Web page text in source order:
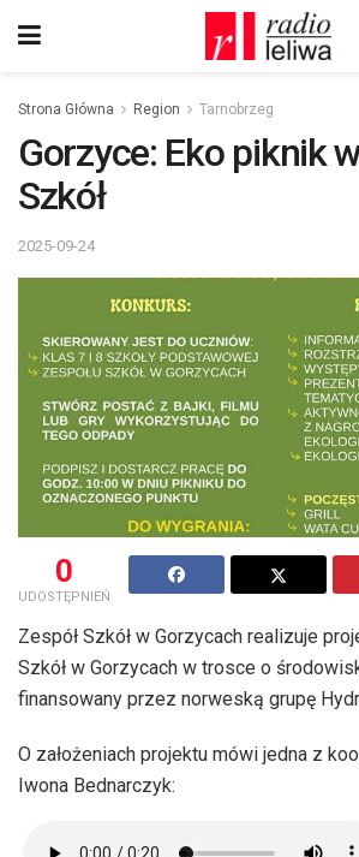
Strona Główna Region Tarnobrzeg
Gorzyce: Eko piknik
Szkół
2025-09-24
0
UDOSTĘPNIEŃ
Zespół Szkół w Gorzycach realizuje
Szkół w Gorzycach w trosce o
finansowany przez norweską grupę
O założeniach projektu mówi jedna z
Iwona Bednarczyk: